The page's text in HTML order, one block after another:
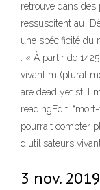
retrouve dans des
ressuscitent au
une spécificité du
: « À partir de
vivant m (plural
are dead yet still
readingEdit.
pourrait compter
d'utilisateurs
3 nov.